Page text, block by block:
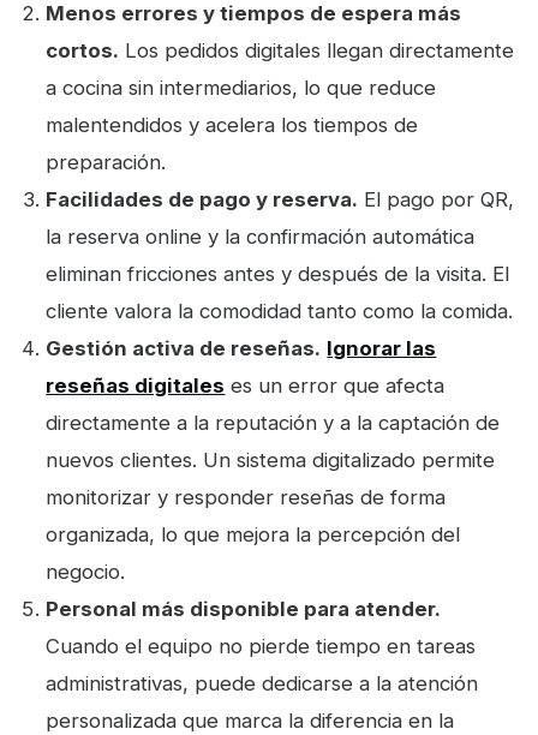
Menos errores y tiempos de espera más
cortos. Los pedidos digitales llegan directamente
a cocina sin intermediarios, lo que reduce
malentendidos y acelera los tiempos de
preparación.
Facilidades de pago y reserva. El pago por QR,
la reserva online y la confirmación automática
eliminan fricciones antes y después de la visita. El
cliente valora la comodidad tanto como la comida.
Gestión activa de reseñas. Ignorar las
reseñas digitales es un error que afecta
directamente a la reputación y a la captación de
nuevos clientes. Un sistema digitalizado permite
monitorizar y responder reseñas de forma
organizada, lo que mejora la percepción del
negocio.
Personal más disponible para atender.
Cuando el equipo no pierde tiempo en tareas
administrativas, puede dedicarse a la atención
personalizada que marca la diferencia en la